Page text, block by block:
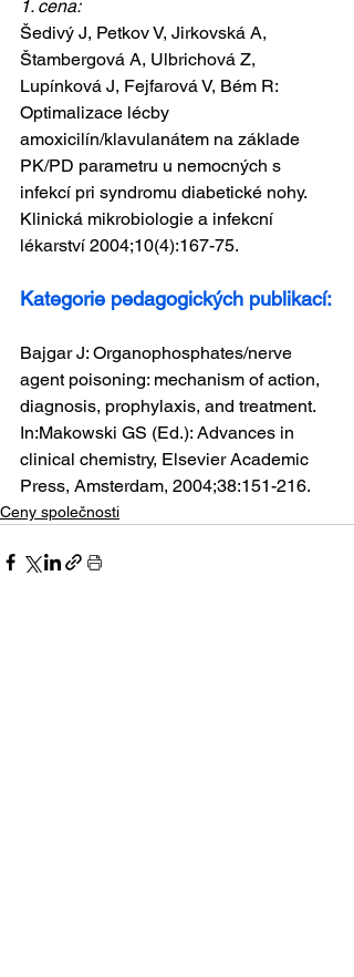
1. cena:
Šedivý J, Petkov V, Jirkovská A,
Štambergová A, Ulbrichová Z,
Lupínková J, Fejfarová V, Bém R:
Optimalizace lécby
amoxicilín/klavulanátem na základe
PK/PD parametru u nemocných s
infekcí pri syndromu diabetické nohy.
Klinická mikrobiologie a infekcní
lékarství 2004;10(4):167-75.
Kategorie pedagogických publikací:
Bajgar J: Organophosphates/nerve
agent poisoning: mechanism of action,
diagnosis, prophylaxis, and treatment.
In:Makowski GS (Ed.): Advances in
clinical chemistry, Elsevier Academic
Press, Amsterdam, 2004;38:151-216.
Ceny společnosti